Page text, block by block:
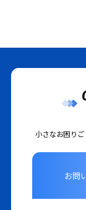
小さなお困り
お問